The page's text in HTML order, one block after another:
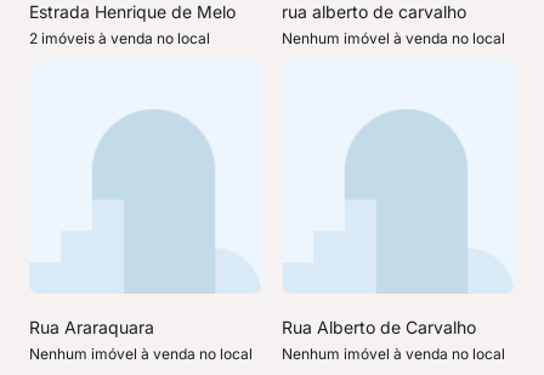
Estrada Henrique de Melo
2 imóveis à venda no local
rua alberto de carvalho
Nenhum imóvel à venda no local
Rua Araraquara
Nenhum imóvel à venda no local
Rua Alberto de Carvalho
Nenhum imóvel à venda no local